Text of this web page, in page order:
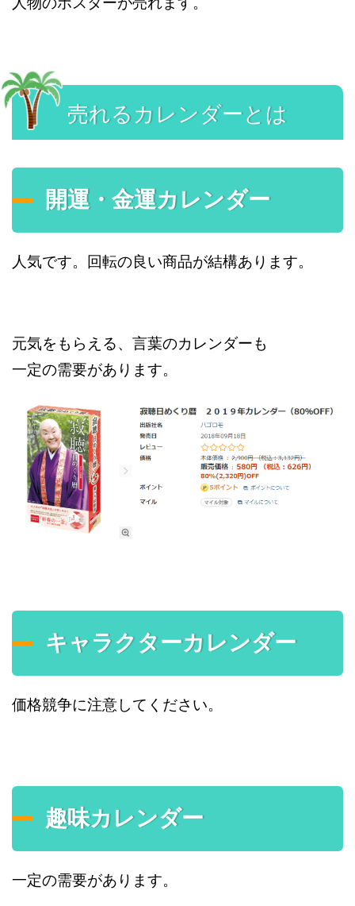
売れるカレンダーとは
開運・金運カレンダー
人気です。回転の良い商品が結構あります。
元気をもらえる、言葉のカレンダーも
一定の需要があります。
キャラクターカレンダー
価格競争に注意してください。
趣味カレンダー
一定の需要があります。